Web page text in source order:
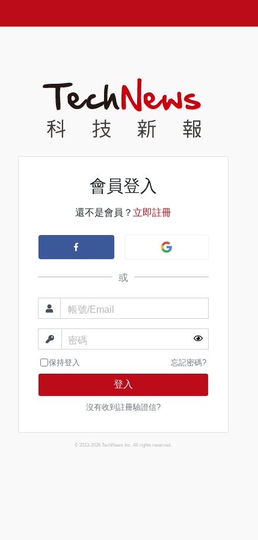
會員登入
還不是會員？ 立即註冊
或
帳號/Email
密碼
保持登入 忘記密碼?
登入
沒有收到註冊驗證信?
© 2013-2026 TechNews Inc. All rights reserved.